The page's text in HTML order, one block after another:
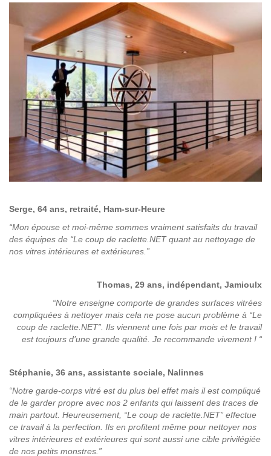
Serge, 64 ans, retraité, Ham-sur-Heure
“Mon épouse et moi-même sommes vraiment satisfaits du travail
des équipes de “Le coup de raclette.NET quant au nettoyage de
nos vitres intérieures et extérieures.”
Thomas, 29 ans, indépendant, Jamioulx
“Notre enseigne comporte de grandes surfaces vitrées
compliquées à nettoyer mais cela ne pose aucun problème à “Le
coup de raclette.NET”. Ils viennent une fois par mois et le travail
est toujours d’une grande qualité. Je recommande vivement ! “
Stéphanie, 36 ans, assistante sociale, Nalinnes
“Notre garde-corps vitré est du plus bel effet mais il est compliqué
de le garder propre avec nos 2 enfants qui laissent des traces de
main partout. Heureusement, “Le coup de raclette.NET” effectue
ce travail à la perfection. Ils en profitent même pour nettoyer nos
vitres intérieures et extérieures qui sont aussi une cible privilégiée
de nos petits monstres.”